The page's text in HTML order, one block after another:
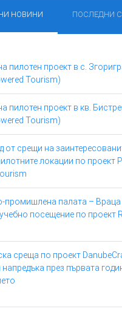
НОВИНИ ПОСЛЕДНИ
пилотен проект в с.
Tourism)
пилотен проект в кв.
Tourism)
от срещи на
локации по проект
промишлена палата – Враца
посещение по проект
среща по проект
напредъка през първата